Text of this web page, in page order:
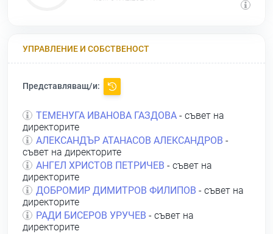
УПРАВЛЕНИЕ И СОБСТВЕНОСТ
Представляващ/и:
ТЕМЕНУГА ИВАНОВА ГАЗДОВА - съвет на
директорите
АЛЕКСАНДЪР АТАНАСОВ АЛЕКСАНДРОВ -
съвет на директорите
АНГЕЛ ХРИСТОВ ПЕТРИЧЕВ - съвет на
директорите
ДОБРОМИР ДИМИТРОВ ФИЛИПОВ - съвет на
директорите
РАДИ БИСЕРОВ УРУЧЕВ - съвет на
директорите